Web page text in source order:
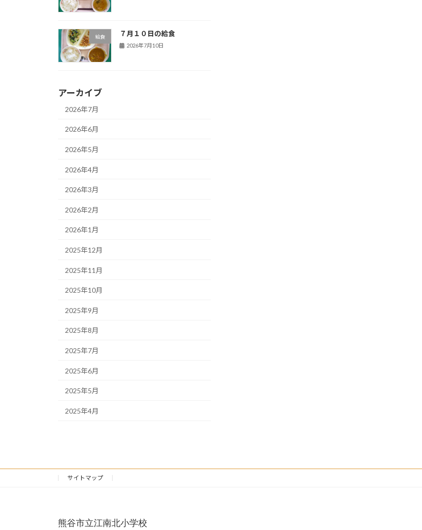
給食 ７月１０日の給食
2026年7月10日
アーカイブ
2026年7月
2026年6月
2026年5月
2026年4月
2026年3月
2026年2月
2026年1月
2025年12月
2025年11月
2025年10月
2025年9月
2025年8月
2025年7月
2025年6月
2025年5月
2025年4月
サイトマップ
熊谷市立江南北小学校